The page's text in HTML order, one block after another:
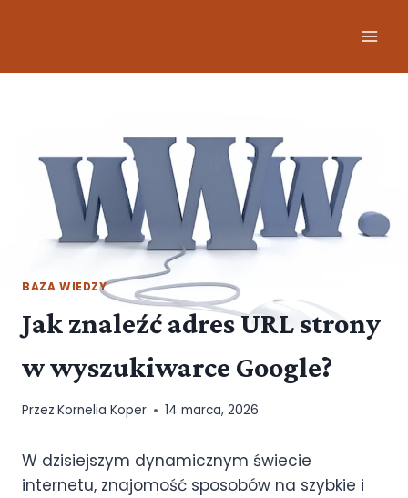
BAZA WIEDZY
Jak znaleźć adres URL strony
w wyszukiwarce Google?
Przez Kornelia Koper 14 marca, 2026
W dzisiejszym dynamicznym świecie
internetu, znajomość sposobów na szybkie i